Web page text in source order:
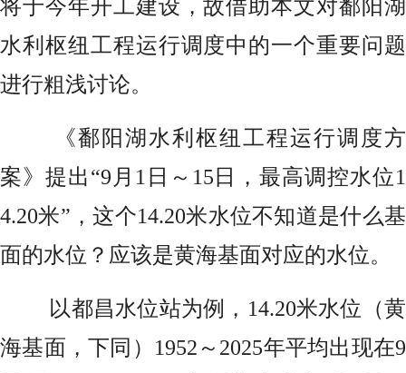
将于今年开工建设，故借助本文对鄱阳湖
水利枢纽工程运行调度中的一个重要问题
进行粗浅讨论。
《鄱阳湖水利枢纽工程运行调度方
案》提出“9月1日～15日，最高调控水位1
4.20米”，这个14.20米水位不知道是什么基
面的水位？应该是黄海基面对应的水位。
以都昌水位站为例，14.20米水位（黄
海基面，下同）1952～2025年平均出现在9